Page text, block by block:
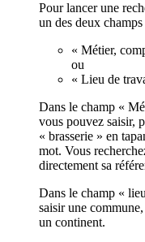
Pour lancer une
un des deux champs
« Métier,
ou
« Lieu de
Dans le champ «
vous pouvez saisir,
« brasserie » en
mot. Vous
directement sa
Dans le champ «
saisir une
un continent.